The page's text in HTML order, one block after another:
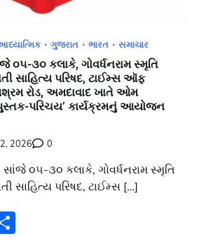
ગુજરાત ભારત સમાચાર
૦૫-૩૦ કલાકે, ગોવર્ધનરામ સ્મૃતિ
સાહિત્ય પરિષદ, ટાઈમ્સ ઑફ
રોડ, અમદાવાદ ખાતે ઓમ
પરિચય’ કાર્યક્રમનું આયોજન
2026 0
સાંજે ૦૫-૩૦ કલાકે, ગોવર્ધનરામ સ્મૃતિ
સાહિત્ય પરિષદ, ટાઈમ્સ […]